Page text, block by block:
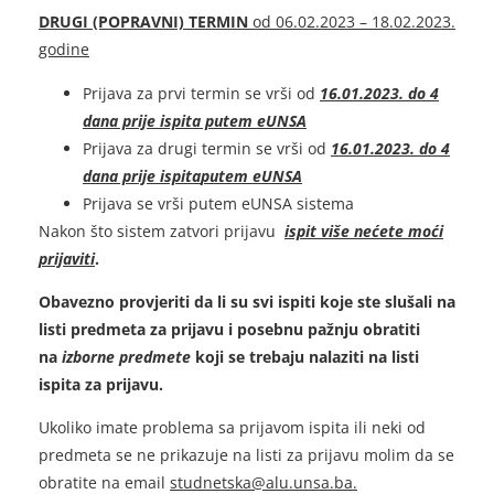
DRUGI (POPRAVNI) TERMIN od 06.02.2023 – 18.02.2023.
godine
Prijava za prvi termin se vrši od 16.01.2023. do 4
dana prije ispita putem eUNSA
Prijava za drugi termin se vrši od 16.01.2023. do 4
dana prije ispitaputem eUNSA
Prijava se vrši putem eUNSA sistema
Nakon što sistem zatvori prijavu ispit više nećete moći
prijaviti.
Obavezno provjeriti da li su svi ispiti koje ste slušali na
listi predmeta za prijavu i posebnu pažnju obratiti
na izborne predmete koji se trebaju nalaziti na listi
ispita za prijavu.
Ukoliko imate problema sa prijavom ispita ili neki od
predmeta se ne prikazuje na listi za prijavu molim da se
obratite na email studnetska@alu.unsa.ba.